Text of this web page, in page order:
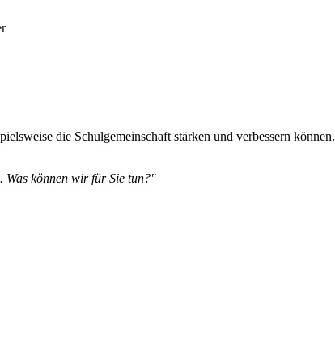
die Schulgemeinschaft stärken und verbessern können.
Was können wir für Sie tun?"